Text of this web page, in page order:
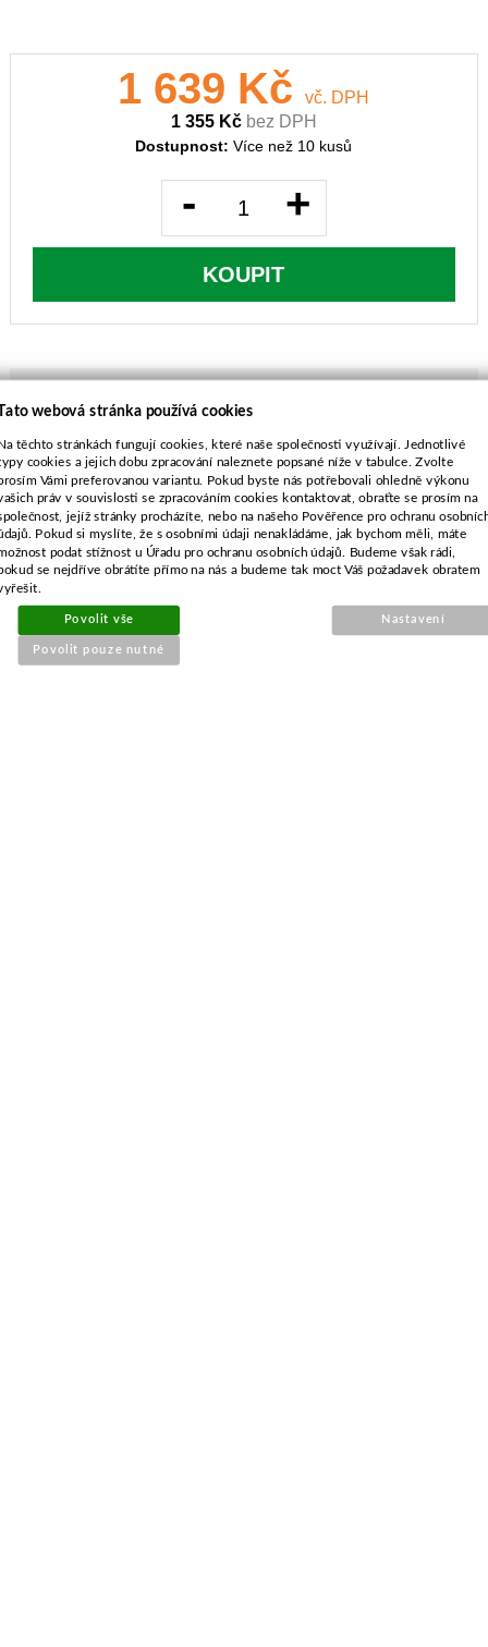
1 639 Kčvč. DPH
1 355 Kč bez DPH
Dostupnost:Více než 10 kusů
- +
KOUPIT
POPIS ZBOŽÍ
Efco 8420, 8460, 8510, 8510 BOSS, 8550 BOSS
Efco DS5300T, DS5500 BOSS
OleoMac 746T, 750T, 753T, 755,BC 530T,BC 550
Průměr 32mm, počet drážek 10
Matice M10x1,25
Před prvním použitím odšroubujte kryt
mazacího otvoru a zcela naplňte mazivem pro
úhlové převodovky !
webová stránka používá cookies
těchto stránkách fungují cookies, které naše společnosti využívají. Jednotlivé
cookies a jejich dobu zpracování naleznete popsané níže v tabulce. Zvolte
Vámi preferovanou variantu. Pokud byste nás potřebovali ohledně výkonu
práv v souvislosti se zpracováním cookies kontaktovat, obraťte se prosím na
jejíž stránky procházíte, nebo na našeho Pověřence pro ochranu
Pokud si myslíte, že s osobními údaji nenakládáme, jak bychom měli, máte
podat stížnost u Úřadu pro ochranu osobních údajů. Budeme však rádi,
se nejdříve obrátíte přímo na nás a budeme tak moct Váš požadavek obratem
Povolit vše
Povolit pouze nutné
Nastavení